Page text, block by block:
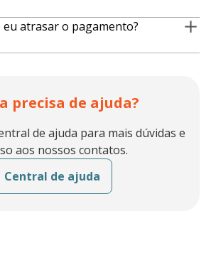
financeiro e o modelo do seu
mesmo para quem tem
eu atrasar o pagamento?
precisa de ajuda?
de ajuda para mais dúvidas e
aos nossos contatos.
Central de ajuda